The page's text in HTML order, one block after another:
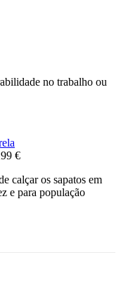
no trabalho ou
€
calçar os sapatos em
e para população